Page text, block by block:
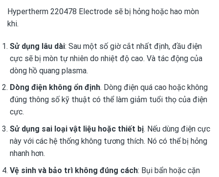
Hypertherm 220478 Electrode sẽ bị hỏng hoặc hao mòn
khi.
Sử dụng lâu dài: Sau một số giờ cắt nhất định, đầu điện
cực sẽ bị mòn tự nhiên do nhiệt độ cao. Và tác động của
dòng hồ quang plasma.
Dòng điện không ổn định. Dòng điện quá cao hoặc không
đúng thông số kỹ thuật có thể làm giảm tuổi thọ của điện
cực.
Sử dụng sai loại vật liệu hoặc thiết bị. Nếu dùng điện cực
này với các hệ thống không tương thích. Nó có thể bị hỏng
nhanh hơn.
Vệ sinh và bảo trì không đúng cách: Bụi bẩn hoặc cặn